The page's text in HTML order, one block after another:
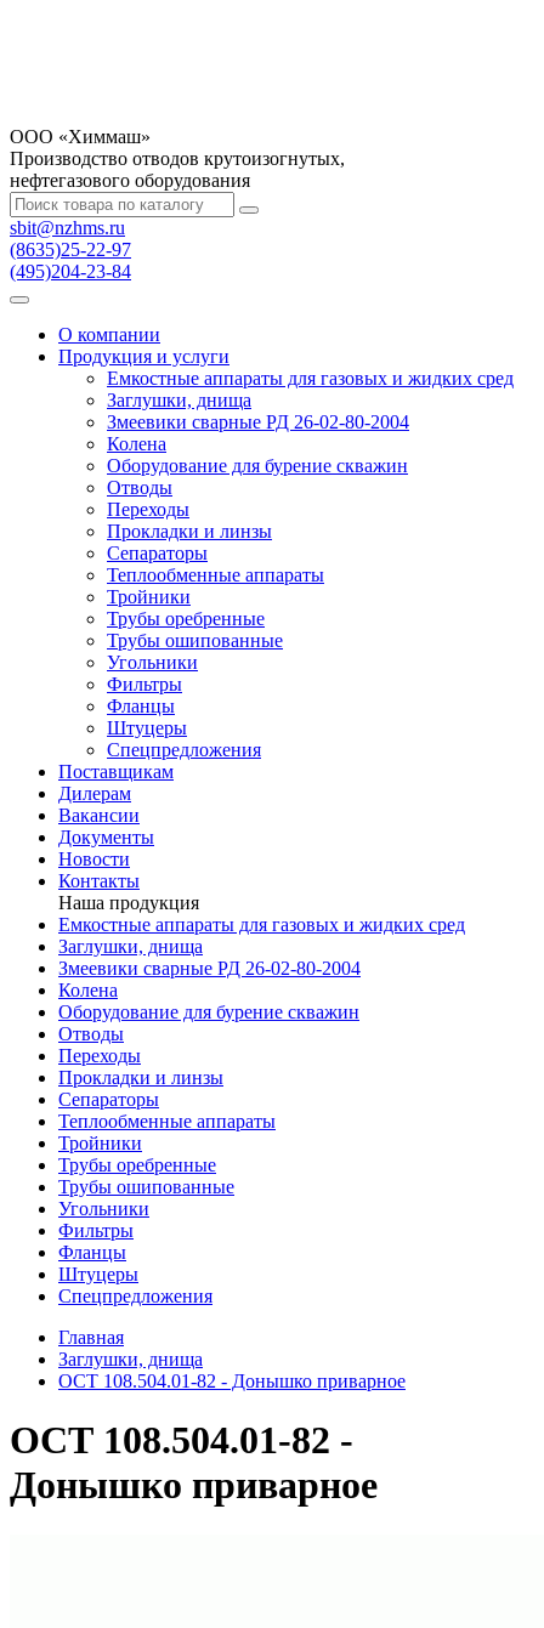
OOO «Химмаш»
Производство отводов крутоизогнутых,
нефтегазового оборудования
sbit@nzhms.ru
(8635)25-22-97
(495)204-23-84
О компании
Продукция и услуги
Емкостные аппараты для газовых и жидких сред
Заглушки, днища
Змеевики сварные РД 26-02-80-2004
Колена
Оборудование для бурение скважин
Отводы
Переходы
Прокладки и линзы
Сепараторы
Теплообменные аппараты
Тройники
Трубы оребренные
Трубы ошипованные
Угольники
Фильтры
Фланцы
Штуцеры
Спецпредложения
Поставщикам
Дилерам
Вакансии
Документы
Новости
Контакты
Наша продукция
Емкостные аппараты для газовых и жидких сред
Заглушки, днища
Змеевики сварные РД 26-02-80-2004
Колена
Оборудование для бурение скважин
Отводы
Переходы
Прокладки и линзы
Сепараторы
Теплообменные аппараты
Тройники
Трубы оребренные
Трубы ошипованные
Угольники
Фильтры
Фланцы
Штуцеры
Спецпредложения
Главная
Заглушки, днища
ОСТ 108.504.01-82 - Донышко приварное
ОСТ 108.504.01-82 -
Донышко приварное